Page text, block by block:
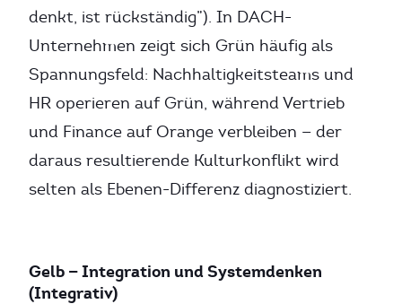
denkt, ist rückständig”). In DACH-
Unternehmen zeigt sich Grün häufig als
Spannungsfeld: Nachhaltigkeitsteams und
HR operieren auf Grün, während Vertrieb
und Finance auf Orange verbleiben — der
daraus resultierende Kulturkonflikt wird
selten als Ebenen-Differenz diagnostiziert.
Gelb — Integration und Systemdenken
(Integrativ)